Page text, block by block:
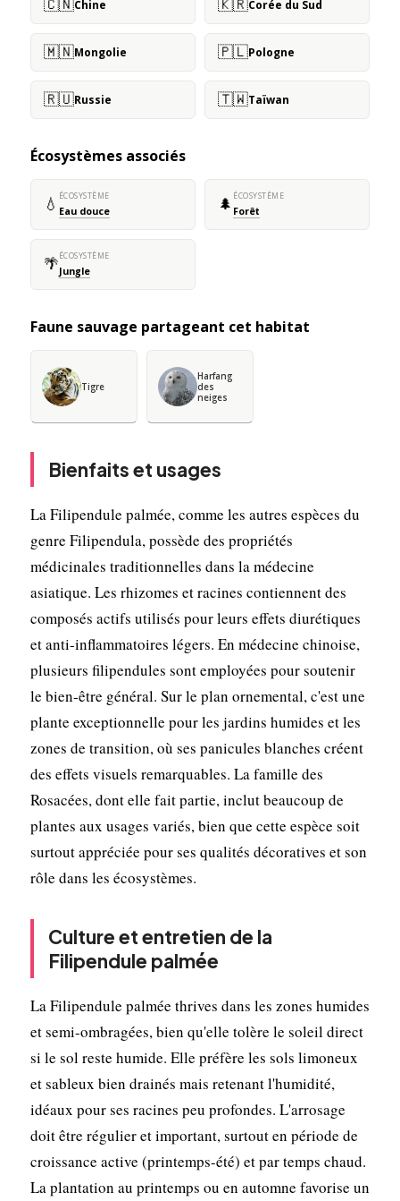
🇨🇳Chine 🇰🇷Corée du Sud
🇲🇳Mongolie 🇵🇱Pologne
🇷🇺Russie 🇹🇼Taïwan
Écosystèmes associés
💧 ÉCOSYSTÈME
Eau douce 🌲 ÉCOSYSTÈME
Forêt
🌴ÉCOSYSTÈME
Jungle
Faune sauvage partageant cet habitat
Tigre
Harfang
des
neiges
Bienfaits et usages
La Filipendule palmée, comme les autres espèces du
genre Filipendula, possède des propriétés
médicinales traditionnelles dans la médecine
asiatique. Les rhizomes et racines contiennent des
composés actifs utilisés pour leurs effets diurétiques
et anti-inflammatoires légers. En médecine chinoise,
plusieurs filipendules sont employées pour soutenir
le bien-être général. Sur le plan ornemental, c'est une
plante exceptionnelle pour les jardins humides et les
zones de transition, où ses panicules blanches créent
des effets visuels remarquables. La famille des
Rosacées, dont elle fait partie, inclut beaucoup de
plantes aux usages variés, bien que cette espèce soit
surtout appréciée pour ses qualités décoratives et son
rôle dans les écosystèmes.
Culture et entretien de la
Filipendule palmée
La Filipendule palmée thrives dans les zones humides
et semi-ombragées, bien qu'elle tolère le soleil direct
si le sol reste humide. Elle préfère les sols limoneux
et sableux bien drainés mais retenant l'humidité,
idéaux pour ses racines peu profondes. L'arrosage
doit être régulier et important, surtout en période de
croissance active (printemps-été) et par temps chaud.
La plantation au printemps ou en automne favorise un